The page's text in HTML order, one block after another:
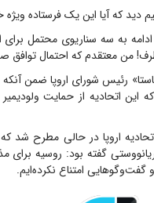
دید که آیا این یک فرستاده
به سه سناریوی محتمل
من معتقدم که احتمال
رئیس شورای اروپا ضمن آنکه
این اتحادیه از حمایت
اروپا در حالی مطرح شد
گفته بود: روسیه برای
امتناع نکرده‌ایم.